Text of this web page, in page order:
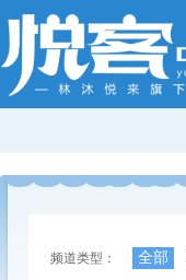
频道类型： 全部